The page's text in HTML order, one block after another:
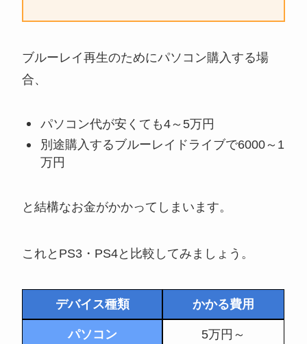
ブルーレイ再生のためにパソコン購入する場
合、
パソコン代が安くても4～5万円
別途購入するブルーレイドライブで6000～1
万円
と結構なお金がかかってしまいます。
これとPS3・PS4と比較してみましょう。
デバイス種類 かかる費用
パソコン 5万円～